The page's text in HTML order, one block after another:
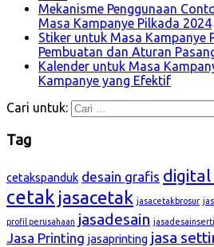
Mekanisme Penggunaan
Masa Kampanye Pilkada 2024
Stiker untuk Masa Kampanye
Pembuatan dan Aturan
Kalender untuk Masa
Kampanye yang Efektif
Cari untuk:
Tag
cetakspanduk desain grafis
cetak jasacetak jasacetakbrosur
profil perusahaan jasadesain
Jasa Printing jasaprinting jasa